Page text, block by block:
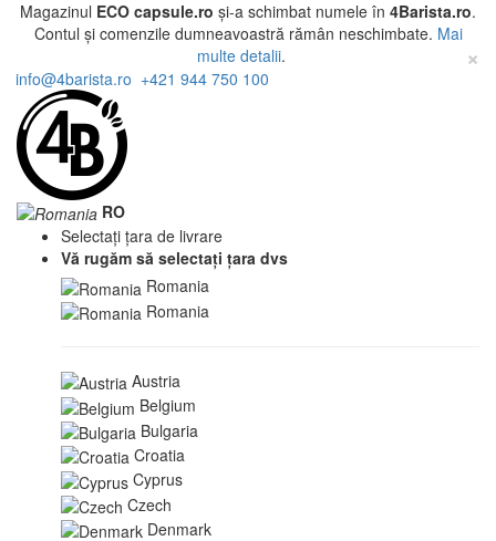
Magazinul ECO capsule.ro și-a schimbat numele în 4Barista.ro.
Contul și comenzile dumneavoastră rămân neschimbate. Mai
multe detalii. ×
info@4barista.ro +421 944 750 100
RO
Selectați țara de livrare
Vă rugăm să selectați țara dvs
Romania
Romania
Austria
Belgium
Bulgaria
Croatia
Cyprus
Czech
Denmark